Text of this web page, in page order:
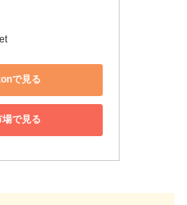
で見る
で見る